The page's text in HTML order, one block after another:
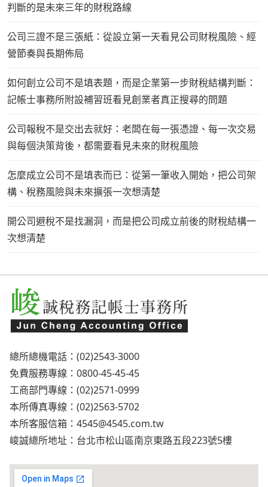
判斷的是未來三年的財稅路線
公司三證不是三張紙：從設立第一天看見公司財稅風險、經
營節奏與長期佈局
如何創立公司不是填表題，而是企業第一步財稅結構判斷：
記帳士事務所附設補習班看見創業者真正搜尋的問題
公司報稅不是交出去就好：老闆在每一張憑證、每一次交易
與每個決策背後，都需要看見未來的財稅風險
怎麼成立公司不是填表而已：從第一筆收入開始，把公司架
構、稅務風險與未來擴張一次想清楚
開公司避稅不是找漏洞，而是把公司成立前後的財稅結構一
次想清楚
總所總機電話：(02)2543-3000
免費服務專線：0800-45-45-45
工商部門專線：(02)2571-0999
本所傳真專線：(02)2563-5702
本所客服信箱： 4545@4545.com.tw
峻誠總所地址：台北市松山區南京東路五段223號5樓